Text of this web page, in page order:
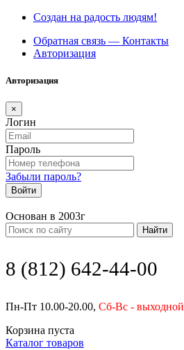
Создан на радость людям!
Обратная связь — Контакты
Авторизация
Авторизация
×
Логин
Пароль
Забыли пароль?
Войти
Основан в 2003г
Найти
8 (812) 642-44-00
Пн-Пт 10.00-20.00, Сб-Вс - выходной
Корзина пуста
Каталог товаров